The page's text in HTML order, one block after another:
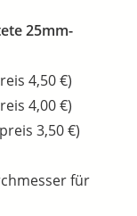
25mm-
4,50 €)
4,00 €)
3,50 €)
für